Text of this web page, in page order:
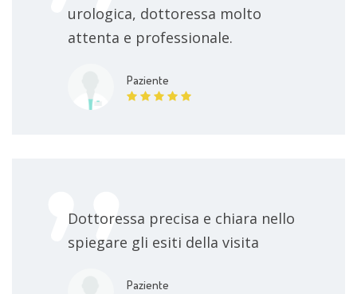
urologica, dottoressa molto
attenta e professionale.
Paziente
Dottoressa precisa e chiara nello
spiegare gli esiti della visita
Paziente